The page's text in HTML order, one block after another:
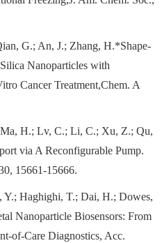
G.; An, J.; Zhang, H.*Shape‐
Nanoparticles with
Cancer Treatment,Chem. A
H.; Lv, C.; Li, C.; Xu, Z.; Qu,
via A Reconfigurable Pump.
15661-15666.
Y.; Haghighi, T.; Dai, H.; Dowes,
Nanoparticle Biosensors: From
of-Care Diagnostics, Acc.